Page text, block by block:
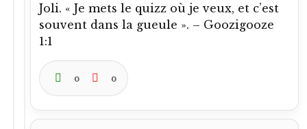
Joli. « Je mets le quizz où je veux, et c’est
souvent dans la gueule ». – Goozigooze
1:1
0 0